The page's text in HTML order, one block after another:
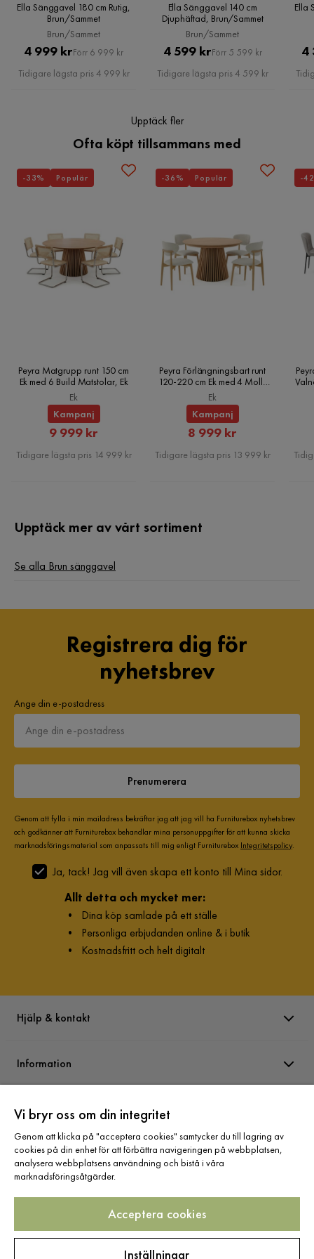
Form Rektangulär
Färgnamn
Komfort
Klädsel Orelie 15, Brun Sammet
Färg
Serie
Ella Sänggavel 180 cm Rutig,
Brun/Sammet
Brun/Sammet
Pris
4 999 krOriginal
Pris
Förr 6 999 kr
Tidigare lägsta pris 4 999 kr
Ella Sänggavel 140 cm
Djuphäftad, Brun/Sammet
Brun/Sammet
Pris
4 599 krOriginal
Pris
Förr 5 599 kr
Tidigare lägsta pris 4 599 kr
Ella
4
Upptäck fler
Ofta köpt tillsammans med
Peyra Matgrupp runt 150 cm
Ek med 6 Build Matstolar, Ek
Ek
Kampanj
Rabatterat
Pris
9 999 kr
Tidigare lägsta pris 14 999 kr
-33% Populär
Peyra Förlängningsbart runt
120-220 cm Ek med 4 Molly
Matstolar, Ek
Ek
Kampanj
Rabatterat
Pris
8 999 kr
Tidigare lägsta pris 13 999 kr
-36% Populär -
Upptäck mer av vårt sortiment
Se alla Brun sänggavel
Registrera dig för
nyhetsbrev
Ange din e-postadress
Prenumerera
Genom att fylla i min mailadress bekräftar jag att jag vill ha Furniturebox nyhetsbrev
och godkänner att Furniturebox behandlar mina personuppgifter för att kunna skicka
marknadsföringsmaterial som anpassats till mig enligt Furniturebox Integritetspolicy.
Ja, tack! Jag vill även skapa ett konto till Mina sidor.
Allt detta och mycket mer:
• Dina köp samlade på ett ställe
• Personliga erbjudanden online & i butik
• Kostnadsfritt och helt digitalt
Hjälp & kontakt
Information
Varumärken
Sortiment
Följ oss
Vi bryr oss om din integritet
Genom att klicka på "acceptera cookies" samtycker du till lagring av
cookies på din enhet för att förbättra navigeringen på webbplatsen,
analysera webbplatsens användning och bistå i våra
marknadsföringsåtgärder.
Acceptera cookies
Inställningar